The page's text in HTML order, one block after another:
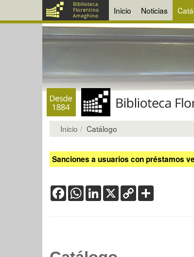
Inicio Noticias
Inicio Catálogo
Sanciones a usuarios con préstamos
FacebookWhatsApp
LinkedIn
X Copy
Link